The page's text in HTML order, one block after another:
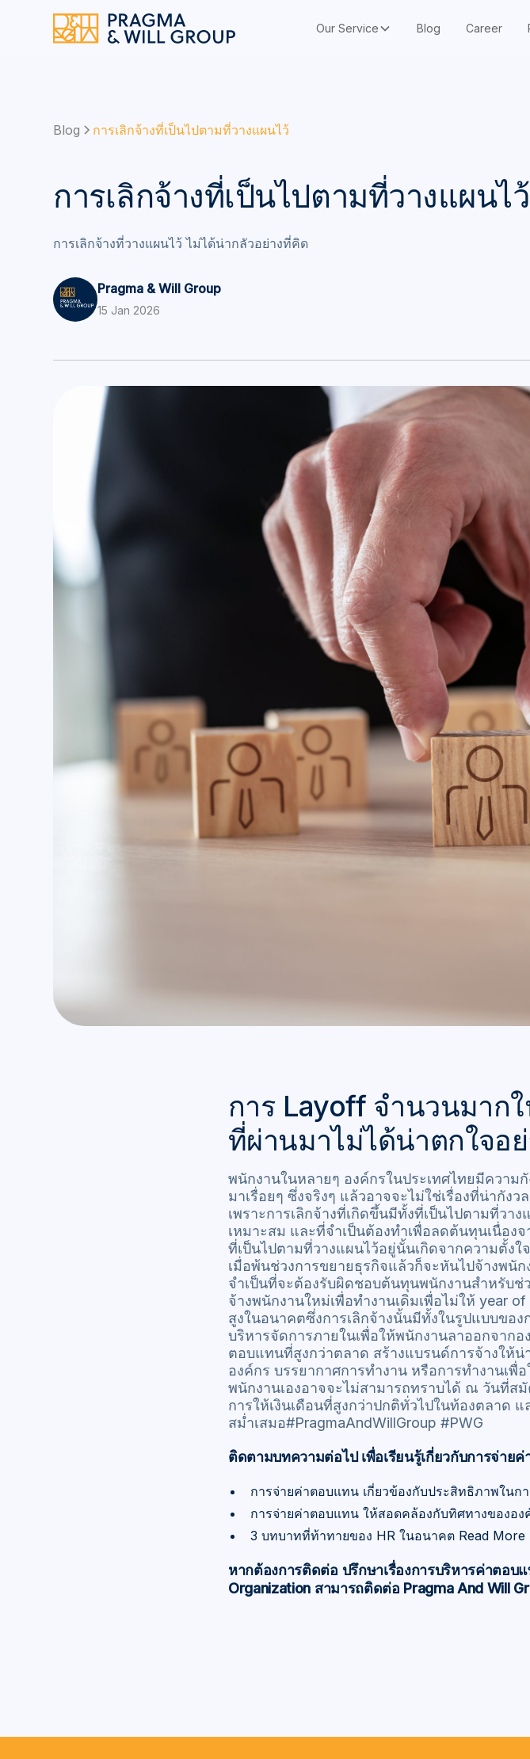
Our Service Blog Career
Blog การเลิกจ้างที่เป็นไปตามที่วางแผนไว้
การเลิกจ้างที่เป็นไปตามที่วางแผนไว้
การเลิกจ้างที่วางแผนไว้ ไม่ได้น่ากลัวอย่างที่คิด
Pragma & Will Group
15 Jan 2026
การ Layoff จำนวนมาก
ที่ผ่านมาไม่ได้น่าตกใจอ
พนักงานในหลายๆ องค์กรในประเทศไทยมีความ
มาเรื่อยๆ ซึ่งจริงๆ แล้วอาจจะไม่ใช่เรื่องที่น่ากัง
เพราะการเลิกจ้างที่เกิดขึ้นมีทั้งที่เป็นไปตามที่วา
เหมาะสม และที่จำเป็นต้องทำเพื่อลดต้นทุนเนื่อง
ที่เป็นไปตามที่วางแผนไว้อยู่นั้นเกิดจากความตั้ง
เมื่อพ้นช่วงการขยายธุรกิจแล้วก็จะหันไปจ้างพนั
จำเป็นที่จะต้องรับผิดชอบต้นทุนพนักงานสำหรับช่
จ้างพนักงานใหม่เพื่อทำงานเดิมเพื่อไม่ให้ year
สูงในอนาคตซึ่งการเลิกจ้างนั้นมีทั้งในรูปแบบของ
บริหารจัดการภายในเพื่อให้พนักงานลาออกจาก
ตอบแทนที่สูงกว่าตลาด สร้างแบรนด์การจ้างให้
องค์กร บรรยากาศการทำงาน หรือการทำงานเ
พนักงานเองอาจจะไม่สามารถทราบได้ ณ วันที่ส
การให้เงินเดือนที่สูงกว่าปกติทั่วไปในท้องตลาด
สม่ำเสมอ#PragmaAndWillGroup #PWG
ติดตามบทความต่อไป เพื่อเรียนรู้เกี่ยวกับการจ่าย
การจ่ายค่าตอบแทน เกี่ยวข้องกับประสิทธิภาพในก
การจ่ายค่าตอบแทน ให้สอดคล้องกับทิศทางขององ
3 บทบาทที่ท้าทายของ HR ในอนาคต Read More
หากต้องการติดต่อ ปรึกษาเรื่องการบริหารค่าตอบ
Organization สามารถติดต่อ Pragma And Will